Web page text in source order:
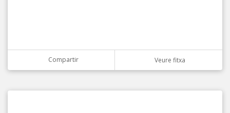
Compartir Veure fitxa